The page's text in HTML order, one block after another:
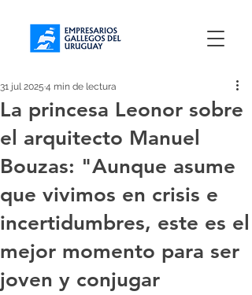
La princesa Leonor sobre
el arquitecto Manuel
Bouzas: "Aunque asume
que vivimos en crisis e
incertidumbres, este es el
mejor momento para ser
joven y conjugar
31 jul 2025 4 min de lectura